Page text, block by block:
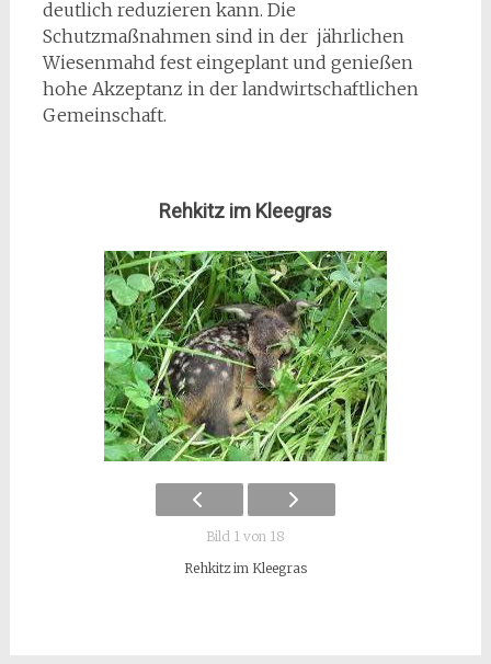
deutlich reduzieren kann. Die
Schutzmaßnahmen sind in der jährlichen
Wiesenmahd fest eingeplant und genießen
hohe Akzeptanz in der landwirtschaftlichen
Gemeinschaft.
Rehkitz im Kleegras
Bild 1 von 18
Rehkitz im Kleegras